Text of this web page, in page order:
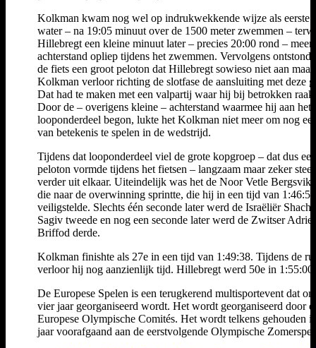
Kolkman kwam nog wel op indrukwekkende wijze als eerste
water – na 19:05 minuut over de 1500 meter zwemmen –
Hillebregt een kleine minuut later – precies 20:00 rond – meer
achterstand opliep tijdens het zwemmen. Vervolgens ontstond
de fiets een groot peloton dat Hillebregt sowieso niet aan
Kolkman verloor richting de slotfase de aansluiting met deze
Dat had te maken met een valpartij waar hij bij betrokken
Door de – overigens kleine – achterstand waarmee hij aan het
looponderdeel begon, lukte het Kolkman niet meer om nog
van betekenis te spelen in de wedstrijd.
Tijdens dat looponderdeel viel de grote kopgroep – dat dus een
peloton vormde tijdens het fietsen – langzaam maar zeker
verder uit elkaar. Uiteindelijk was het de Noor Vetle Bergsvik
die naar de overwinning sprintte, die hij in een tijd van 1:46:50
veiligstelde. Slechts één seconde later werd de Israëliër
Sagiv tweede en nog een seconde later werd de Zwitser
Briffod derde.
Kolkman finishte als 27e in een tijd van 1:49:38. Tijdens de
verloor hij nog aanzienlijk tijd. Hillebregt werd 50e in 1:55:00.
De Europese Spelen is een terugkerend multisportevent dat
vier jaar georganiseerd wordt. Het wordt georganiseerd door
Europese Olympische Comités. Het wordt telkens gehouden
jaar voorafgaand aan de eerstvolgende Olympische